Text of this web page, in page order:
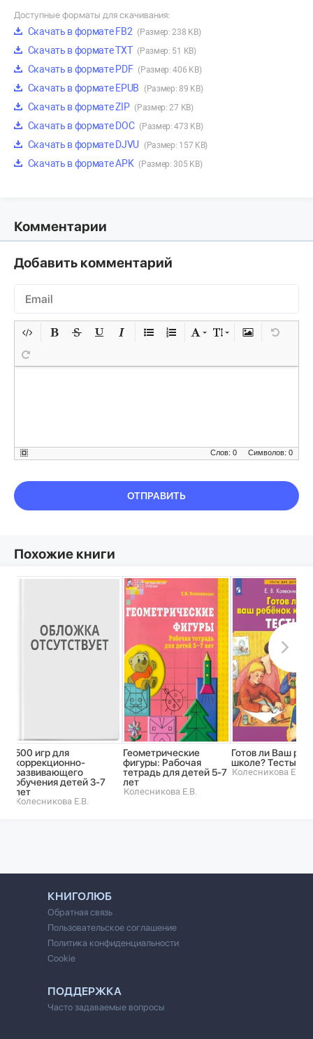
Доступные форматы для скачивания:
Скачать в формате FB2 (Размер: 238 KB)
Скачать в формате TXT (Размер: 51 KB)
Скачать в формате PDF (Размер: 406 KB)
Скачать в формате EPUB (Размер: 89 KB)
Скачать в формате ZIP (Размер: 27 KB)
Скачать в формате DOC (Размер: 473 KB)
Скачать в формате DJVU (Размер: 157 KB)
Скачать в формате APK (Размер: 305 KB)
Комментарии
Добавить комментарий
Символов: 0
Слов: 0
ОТПРАВИТЬ
Похожие книги
500 игр для
коррекционно-
развивающего
обучения детей 3-7
лет
Колесникова Е.В.
Геометрические
фигуры: Рабочая
тетрадь для детей 5-7
лет
Колесникова Е.В.
Готов ли Ваш
школе? Тесты
Колесникова Е.В.
КНИГОЛЮБ
Обратная связь
Пользовательское соглашение
Политика конфиденциальности
Cookie
ПОДДЕРЖКА
Часто задаваемые вопросы